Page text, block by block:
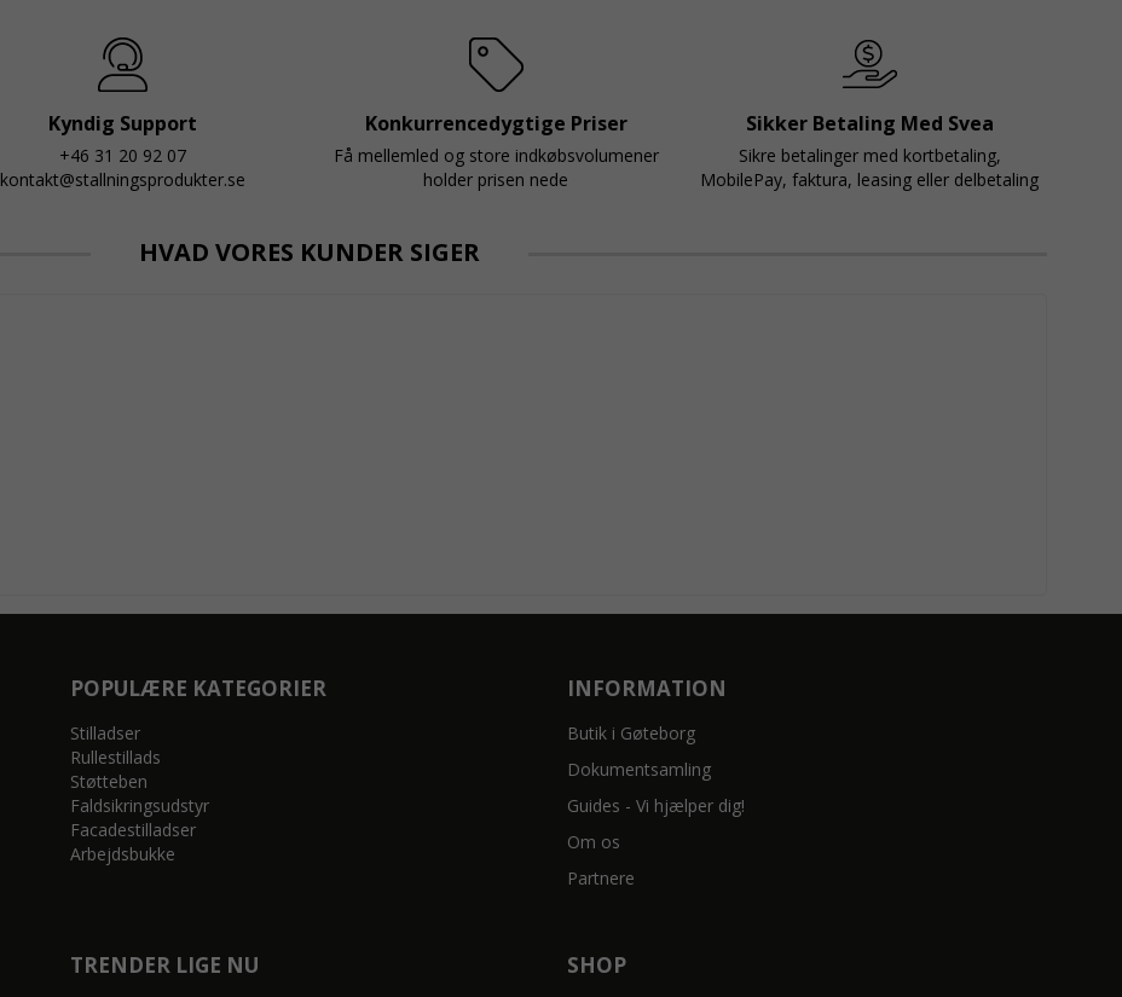
Kyndig Support
+46 31 20 92 07
kontakt@stallningsprodukter.se
Konkurrencedygtige Priser
Få mellemled og store indkøbsvolumener
holder prisen nede
Sikker Betaling Med Svea
Sikre betalinger med kortbetaling,
MobilePay, faktura, leasing eller delbetaling
HVAD VORES KUNDER SIGER
POPULÆRE KATEGORIER
Stilladser
Rullestillads
Støtteben
Faldsikringsudstyr
Facadestilladser
Arbejdsbukke
INFORMATION
Butik i Gøteborg
Dokumentsamling
Guides - Vi hjælper dig!
Om os
Partnere
TRENDER LIGE NU SHOP